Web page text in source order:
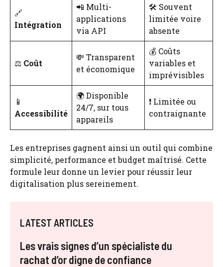
🔗
Intégration
📲 Multi-
applications
via API
🛠️ Souvent
limitée voire
absente
⚖️ Coût
💸 Transparent
et économique
💰 Coûts
variables et
imprévisibles
📱
Accessibilité
🌍 Disponible
24/7, sur tous
appareils
❗ Limitée ou
contraignante
Les entreprises gagnent ainsi un outil qui combine
simplicité, performance et budget maîtrisé. Cette
formule leur donne un levier pour réussir leur
digitalisation plus sereinement.
LATEST ARTICLES
Les vrais signes d’un spécialiste du
rachat d’or digne de confiance